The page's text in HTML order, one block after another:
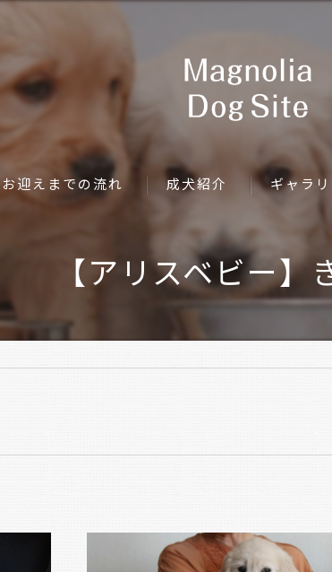
お迎えまでの流れ 成犬紹介 ギャラリ
【アリスベビー】